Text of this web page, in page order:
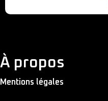
À propos
Mentions légales